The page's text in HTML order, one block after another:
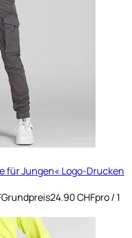
für Jungen« Logo-Drucken
Grundpreis24.90 CHFpro/ 1